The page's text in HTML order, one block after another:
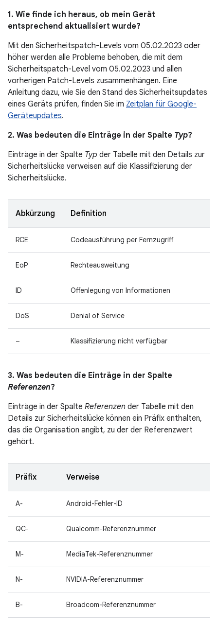
1. Wie finde ich heraus, ob mein Gerät
entsprechend aktualisiert wurde?
Mit den Sicherheitspatch-Levels vom 05.02.2023 oder
höher werden alle Probleme behoben, die mit dem
Sicherheitspatch-Level vom 05.02.2023 und allen
vorherigen Patch-Levels zusammenhängen. Eine
Anleitung dazu, wie Sie den Stand des Sicherheitsupdates
eines Geräts prüfen, finden Sie im Zeitplan für Google-
Geräteupdates.
2. Was bedeuten die Einträge in der Spalte Typ?
Einträge in der Spalte Typ der Tabelle mit den Details zur
Sicherheitslücke verweisen auf die Klassifizierung der
Sicherheitslücke.
Abkürzung Definition
RCE Codeausführung per Fernzugriff
EoP Rechteausweitung
ID Offenlegung von Informationen
DoS Denial of Service
– Klassifizierung nicht verfügbar
3. Was bedeuten die Einträge in der Spalte
Referenzen?
Einträge in der Spalte Referenzen der Tabelle mit den
Details zur Sicherheitslücke können ein Präfix enthalten,
das die Organisation angibt, zu der der Referenzwert
gehört.
Präfix Verweise
A- Android-Fehler-ID
QC- Qualcomm-Referenznummer
M- MediaTek-Referenznummer
N- NVIDIA-Referenznummer
B- Broadcom-Referenznummer